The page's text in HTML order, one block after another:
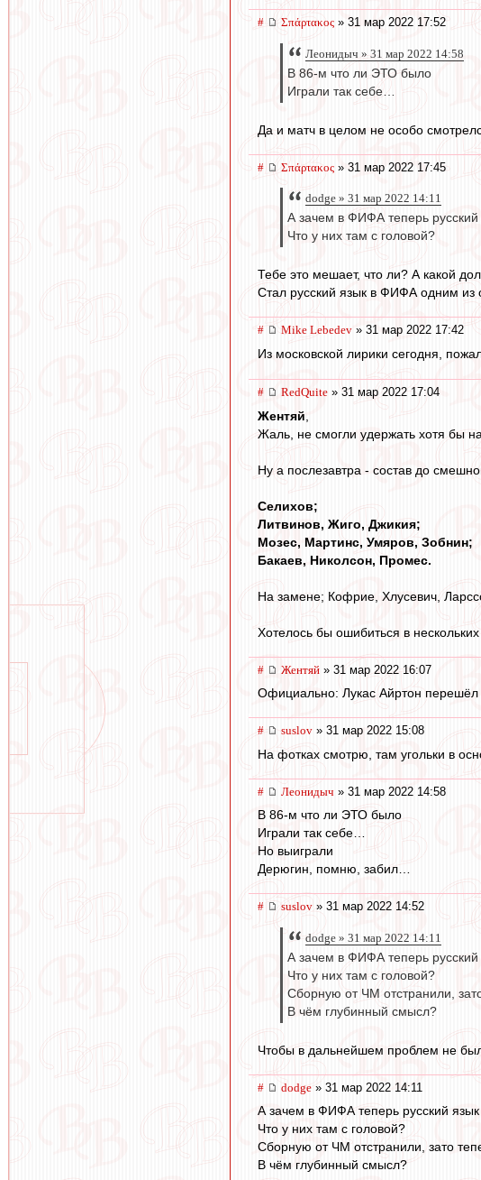
# Σπάρτακος » 31 мар 2022 17:52
Леонидыч » 31 мар 2022 14:58
В 86-м что ли ЭТО было
Играли так себе…
Да и матч в целом не особо
# Σπάρτακος » 31 мар 2022 17:45
dodge » 31 мар 2022 14:11
А зачем в ФИФА теперь
Что у них там с головой?
Тебе это мешает, что ли? А какой
Стал русский язык в ФИФА одним из
# Mike Lebedev » 31 мар 2022 17:42
Из московской лирики сегодня,
# RedQuite » 31 мар 2022 17:04
Жентяй
Жаль, не смогли удержать хотя бы
Ну а послезавтра - состав до
Селихов;
Литвинов, Жиго, Джикия;
Мозес, Мартинс, Умяров, Зобнин;
Бакаев, Николсон, Промес.
На замене; Кофрие, Хлусевич,
Хотелось бы ошибиться в
# Жентяй » 31 мар 2022 16:07
Официально: Лукас Айртон перешёл
# suslov » 31 мар 2022 15:08
На фотках смотрю, там угольки в
# Леонидыч » 31 мар 2022 14:58
В 86-м что ли ЭТО было
Играли так себе…
Но выиграли
Дерюгин, помню, забил…
# suslov » 31 мар 2022 14:52
dodge » 31 мар 2022 14:11
А зачем в ФИФА теперь
Что у них там с головой?
Сборную от ЧМ отстранили,
В чём глубинный смысл?
Чтобы в дальнейшем проблем не
# dodge » 31 мар 2022 14:11
А зачем в ФИФА теперь русский
Что у них там с головой?
Сборную от ЧМ отстранили, зато
В чём глубинный смысл?